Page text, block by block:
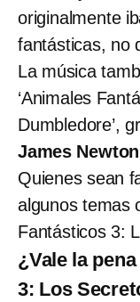
originalmente
fantásticas, no
La música
‘Animales
Dumbledore’,
James
Quienes sean
algunos temas
Fantásticos 3:
¿Vale la
3: Los